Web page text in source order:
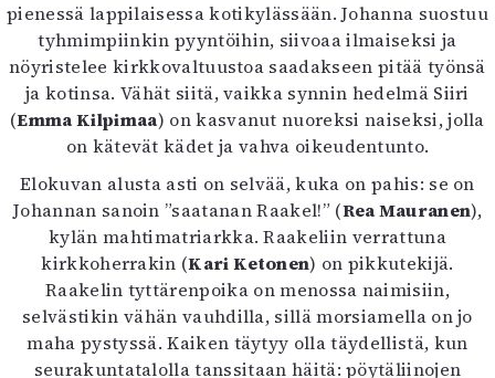
4/2026
2–3/2026
1/2026
6/2025
5/2025 saame
5/2025
Lehtiarkisto
Info
Tilaus ja irtonumerot
Yhteistyössä
Toimitus
Mediatiedot
pienessä lappilaisessa kotikylässään. Johanna suostuu
tyhmimpiinkin pyyntöihin, siivoaa ilmaiseksi ja
nöyristelee kirkkovaltuustoa saadakseen pitää työnsä
ja kotinsa. Vähät siitä, vaikka synnin hedelmä Siiri
(Emma Kilpimaa) on kasvanut nuoreksi naiseksi, jolla
on kätevät kädet ja vahva oikeudentunto.
Elokuvan alusta asti on selvää, kuka on pahis: se on
Johannan sanoin ”saatanan Raakel!” (Rea Mauranen),
kylän mahtimatriarkka. Raakeliin verrattuna
kirkkoherrakin (Kari Ketonen) on pikkutekijä.
Raakelin tyttärenpoika on menossa naimisiin,
selvästikin vähän vauhdilla, sillä morsiamella on jo
maha pystyssä. Kaiken täytyy olla täydellistä, kun
seurakuntatalolla tanssitaan häitä: pöytäliinojen